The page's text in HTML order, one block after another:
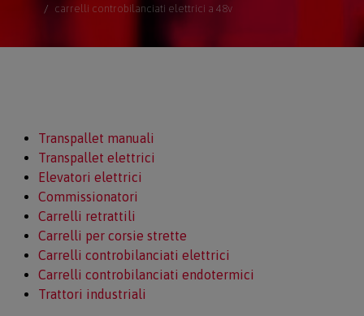
carrelli controbilanciati elettrici a 48v
Transpallet manuali
Transpallet elettrici
Elevatori elettrici
Commissionatori
Carrelli retrattili
Carrelli per corsie strette
Carrelli controbilanciati elettrici
Carrelli controbilanciati endotermici
Trattori industriali